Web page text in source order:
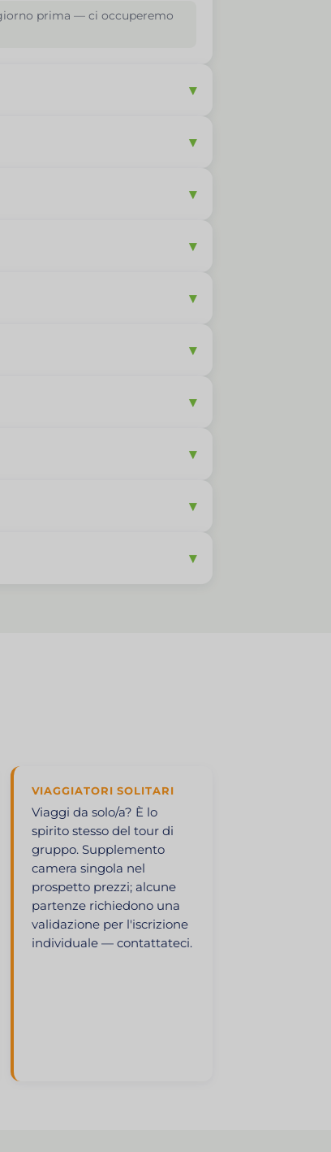
prima — ci occuperemo
▾
▾
▾
▾
▾
▾
▾
▾
▾
▾
VIAGGIATORI SOLITARI
Viaggi da solo/a? È lo
spirito stesso del tour di
gruppo. Supplemento
camera singola nel
prospetto prezzi; alcune
partenze richiedono una
validazione per l'iscrizione
individuale — contattateci.